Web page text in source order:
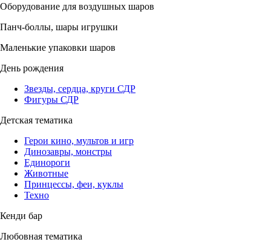
Оборудование для воздушных шаров
Панч-боллы, шары игрушки
Маленькие упаковки шаров
День рождения
Звезды, сердца, круги СДР
Фигуры СДР
Детская тематика
Герои кино, мультов и игр
Динозавры, монстры
Единороги
Животные
Принцессы, феи, куклы
Техно
Кенди бар
Любовная тематика